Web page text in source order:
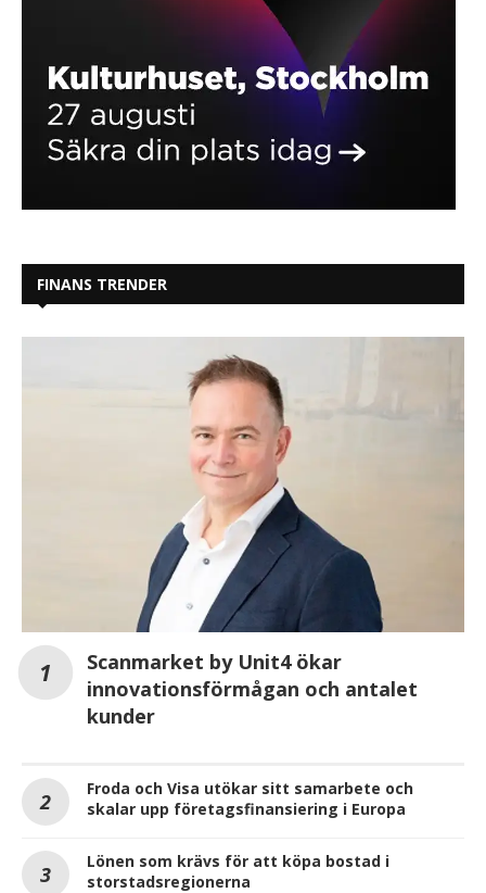
FINANS TRENDER
Scanmarket by Unit4 ökar
innovationsförmågan och antalet
kunder
Froda och Visa utökar sitt samarbete och
skalar upp företagsfinansiering i Europa
Lönen som krävs för att köpa bostad i
storstadsregionerna